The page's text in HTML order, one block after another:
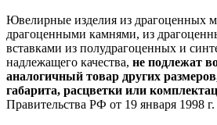
Ювелирные изделия из драгоценных
драгоценными камнями, из
вставками из полудрагоценных и
надлежащего качества, не подлежат
аналогичный товар других
габарита, расцветки или
Правительства РФ от 19 января 1998